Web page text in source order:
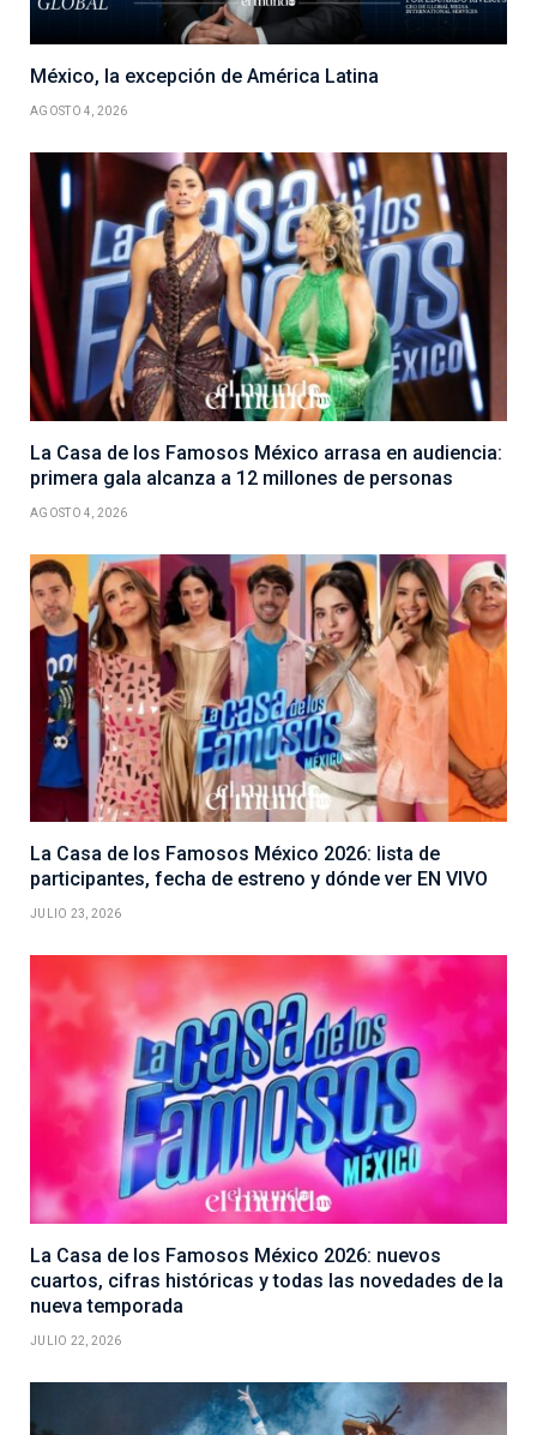
México, la excepción de América Latina
AGOSTO 4, 2026
La Casa de los Famosos México arrasa en audiencia:
primera gala alcanza a 12 millones de personas
AGOSTO 4, 2026
La Casa de los Famosos México 2026: lista de
participantes, fecha de estreno y dónde ver EN VIVO
JULIO 23, 2026
La Casa de los Famosos México 2026: nuevos
cuartos, cifras históricas y todas las novedades de la
nueva temporada
JULIO 22, 2026